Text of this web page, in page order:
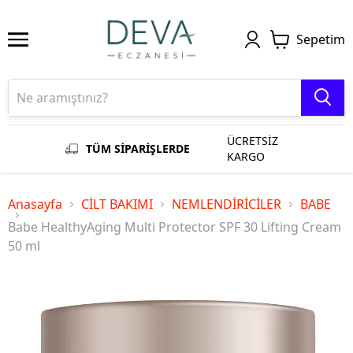
Sepetim
TÜM SİPARİŞLERDE
ÜCRETSİZ
KARGO
Anasayfa CİLT BAKIMI NEMLENDİRİCİLER
BABE
Babe HealthyAging Multi Protector SPF 30 Lifting Cream
50 ml